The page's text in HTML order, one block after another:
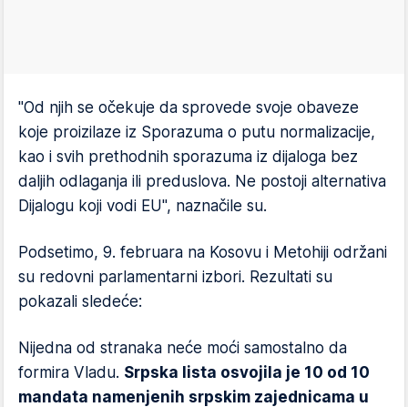
"Od njih se očekuje da sprovede svoje obaveze
koje proizilaze iz Sporazuma o putu normalizacije,
kao i svih prethodnih sporazuma iz dijaloga bez
daljih odlaganja ili preduslova. Ne postoji alternativa
Dijalogu koji vodi EU", naznačile su.
Podsetimo, 9. februara na Kosovu i Metohiji održani
su redovni parlamentarni izbori. Rezultati su
pokazali sledeće:
Nijedna od stranaka neće moći samostalno da
formira Vladu. Srpska lista osvojila je 10 od 10
mandata namenjenih srpskim zajednicama u